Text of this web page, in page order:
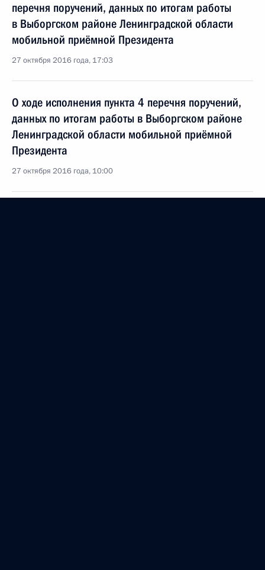
перечня поручений, данных по итогам работы
в Выборгском районе Ленинградской области
мобильной приёмной Президента
27 октября 2016 года, 17:03
О ходе исполнения пункта 4 перечня поручений,
данных по итогам работы в Выборгском районе
Ленинградской области мобильной приёмной
Президента
27 октября 2016 года, 10:00